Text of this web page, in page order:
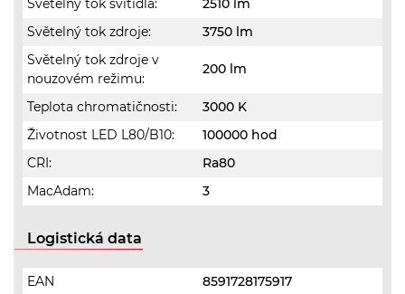
Světelný tok svítidla:
2510 lm
Světelný tok zdroje:
3750 lm
Světelný tok zdroje v
nouzovém režimu:
200 lm
Teplota chromatičnosti:
3000 K
Životnost LED L80/B10:
100000 hod
CRI:
Ra80
MacAdam:
3
Logistická data
EAN 8591728175917